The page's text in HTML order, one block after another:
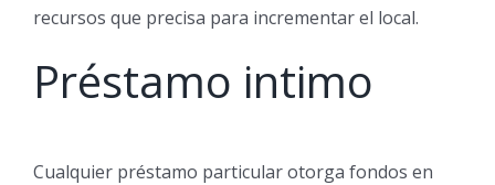
recursos que precisa para incrementar el local.
Préstamo intimo
Cualquier préstamo particular otorga fondos en